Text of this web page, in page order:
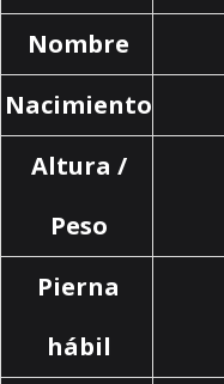
Nombre
Nacimiento
Altura /
Peso
Pierna
hábil